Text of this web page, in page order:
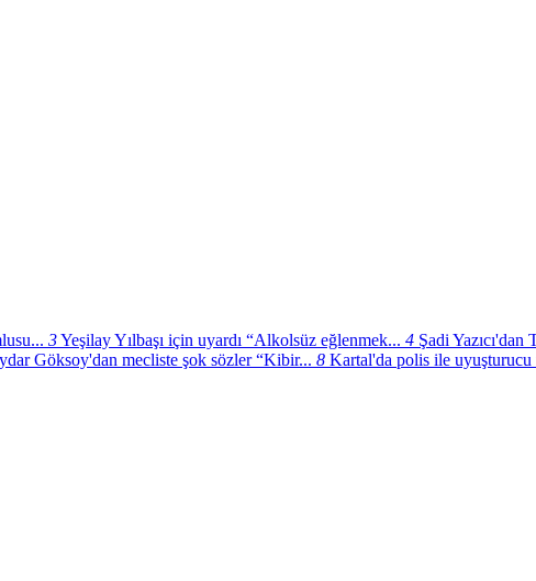
3Yeşilay Yılbaşı için uyardı “Alkolsüz eğlenmek... 4 Şadi
Göksoy'dan mecliste şok sözler “Kibir... 8 Kartal'da polis ile uyuşturucu